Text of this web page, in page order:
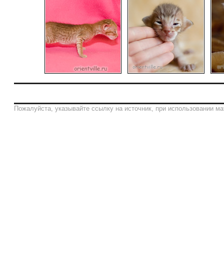
Пожалуйста, указывайте ссылку на источник, при использовании